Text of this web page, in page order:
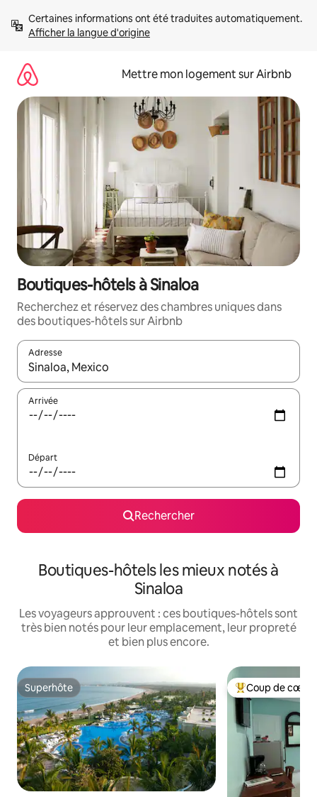
directement
Afficher la langue d'origine
Mettre mon logement sur Airbnb
Boutiques-hôtels à Sinaloa
Recherchez et réservez des chambres uniques dans
des boutiques-hôtels sur Airbnb
Adresse
Lorsque les résultats s'affichent, utilisez les flèches vers le
Arrivée
Départ
Rechercher
Boutiques-hôtels les mieux notés à
Sinaloa
Les voyageurs approuvent : ces boutiques-hôtels sont
très bien notés pour leur emplacement, leur propreté
et bien plus encore.
Superhôte
Superhôte Coups de cœur
Coup de cœur